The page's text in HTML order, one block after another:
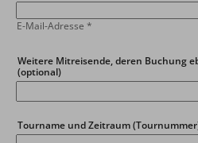
E-Mail-Adresse *
Weitere Mitreisende, deren Buchung
(optional)
Tourname und Zeitraum